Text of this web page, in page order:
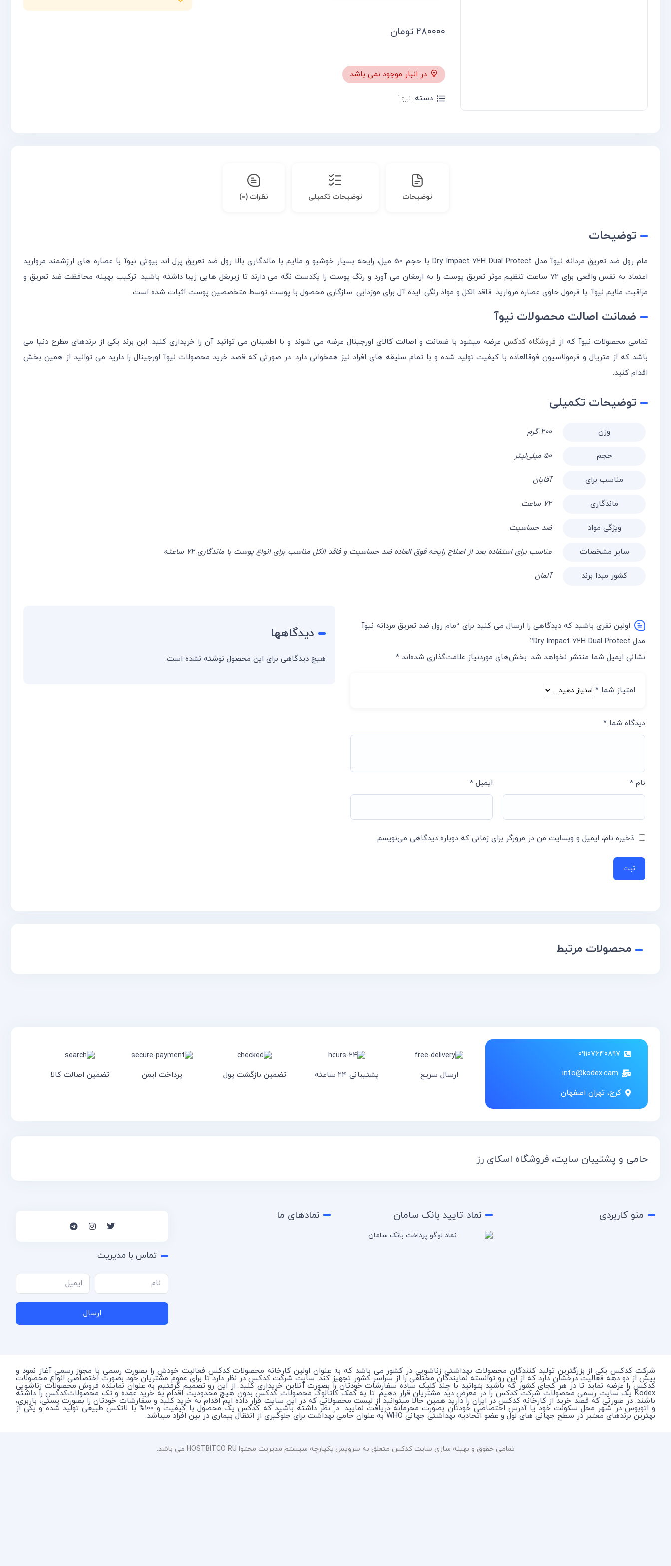
۲۸۰۰۰۰ تومان
در انبار موجود نمی باشد
دسته: نیوآ
توضیحات توضیحات تکمیلی نظرات (۰)
توضیحات
مام رول ضد تعریق مردانه نیوآ مدل Dry Impact 72H Dual Protect با حجم 50 میل، رایحه بسیار خوشبو و ملایم با ماندگاری بالا رول ضد تعریق پرل اند بیوتی نیوآ با عصاره های ارزشمند مروارید
اعتماد به نفس واقعی برای 72 ساعت تنظیم موثر تعریق پوست را به ارمغان می آورد و رنگ پوست را یکدست نگه می دارند تا زیربغل هایی زیبا داشته باشید. ترکیب بهینه محافظت ضد تعریق و
مراقبت ملایم نیوآ. با فرمول حاوی عصاره مروارید. فاقد الکل و مواد رنگی. ایده آل برای موزدایی. سازگاری محصول با پوست توسط متخصصین پوست اثبات شده است.
ضمانت اصالت محصولات نیوآ
تمامی محصولات نیوآ که از فروشگاه کدکس عرضه میشود با ضمانت و اصالت کالای اورجینال عرضه می شوند و با اطمینان می توانید آن را خریداری کنید. این برند یکی از برندهای مطرح دنیا می
باشد که از متریال و فرمولاسیون فوقالعاده با کیفیت تولید شده و با تمام سلیقه های افراد نیز همخوانی دارد. در صورتی که قصد خرید محصولات نیوآ اورجینال را دارید می توانید از همین بخش
اقدام کنید.
توضیحات تکمیلی
وزن ۲۰۰ گرم
حجم ۵۰ میلی‌لیتر
مناسب برای آقایان
ماندگاری ۷۲ ساعت
ویژگی مواد ضد حساسیت
سایر مشخصات مناسب برای استفاده بعد از اصلاح رایحه فوق العاده ضد حساسیت و فاقد الکل مناسب برای انواع پوست با ماندگاری ۷۲ ساعته
کشور مبدا برند آلمان
دیدگاهها
هیچ دیدگاهی برای این محصول نوشته نشده است.
اولین نفری باشید که دیدگاهی را ارسال می کنید برای “مام رول ضد تعریق مردانه نیوآ
مدل Dry Impact 72H Dual Protect”
نشانی ایمیل شما منتشر نخواهد شد. بخش‌های موردنیاز علامت‌گذاری شده‌اند *
امتیاز شما *
دیدگاه شما *
نام * ایمیل *
ذخیره نام، ایمیل و وبسایت من در مرورگر برای زمانی که دوباره دیدگاهی می‌نویسم.
محصولات مرتبط
۰۹۱۰۷۶۴۰۸۹۷
info@kodex.cam
کرج، تهران اصفهان
ارسال سریع پشتیبانی ۲۴ ساعته تضمین بازگشت پول پرداخت ایمن تضمین اصالت کالا
حامی و پشتیبان سایت، فروشگاه اسکای رز
منو کاربردی نماد تایید بانک سامان نمادهای ما
تماس با مدیریت
ارسال
شرکت کدکس یکی از بزرگترین تولید کنندگان محصولات بهداشتی زناشویی در کشور می باشد که به عنوان اولین کارخانه محصولات کدکس فعالیت خودش را بصورت رسمی با مجوز رسمی آغاز نمود و
بیش از دو دهه فعالیت درخشان دارد که از این رو توانسته نمایندگان مختلفی را از سراسر کشور تجهیز کند. سایت شرکت کدکس در نظر دارد تا برای عموم مشتریان خود بصورت اختصاصی انواع محصولات
کدکس را عرضه نماید تا در هر کجای کشور که باشید بتوانید با چند کلیک ساده سفارشات خودتان را بصورت آنلاین خریداری کنید. از این رو تصمیم گرفتیم به عنوان نماینده فروش محصولات زناشویی
Kodex یک سایت رسمی محصولات شرکت کدکس را در معرض دید مشتریان قرار دهیم. تا به کمک کاتالوگ محصولات کدکس بدون هیچ محدودیت اقدام به خرید عمده و تک محصولات‌کدکس را داشته
باشند. در صورتی که قصد خرید از کارخانه کدکس در ایران را دارید همین حالا میتوانید از لیست محصولاتی که در این سایت قرار داده ایم اقدام به خرید کنید و سفارشات خودتان را بصورت پستی، باربری،
و اتوبوس در شهر محل سکونت خود یا آدرس اختصاصی خودتان بصورت محرمانه دریافت نمایید. در نظر داشته باشید که کدکس یک محصول با کیفیت و 100% با لاتکس طبیعی تولید شده و یکی از
بهترین برندهای معتبر در سطح جهانی های لول و عضو اتحادیه بهداشتی جهانی WHO به عنوان حامی بهداشت برای جلوگیری از انتقال بیماری در بین افراد میباشد.
تمامی حقوق و بهینه سازی سایت کدکس متعلق به سرویس یکپارچه سیستم مدیریت محتوا HOSTBITCO RU می باشد.